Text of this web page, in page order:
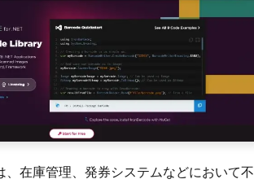
、在庫管理、発券システムなどにおいて不